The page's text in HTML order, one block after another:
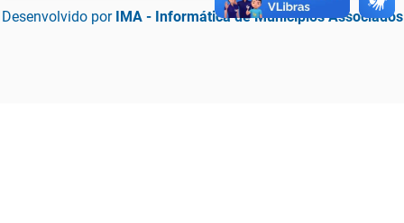
Desenvolvido por IMA - Informática de Municípios Associados